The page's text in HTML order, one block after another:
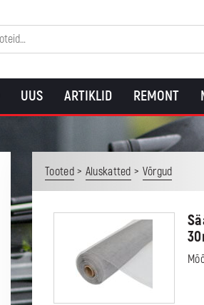
UUS ARTIKLID REMONT
Tooted> Aluskatted > Võrgud